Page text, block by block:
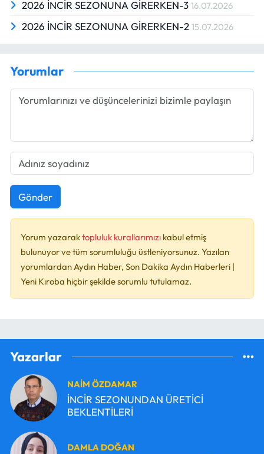
2026 İNCİR SEZONUNA GİRERKEN-3 16.07.2026
2026 İNCİR SEZONUNA GİRERKEN-2 15.07.2026
Yorumlar
Gönder
Yorum yazaraktopluluk kurallarımızı kabul etmiş
bulunuyor ve tüm sorumluluğu üstleniyorsunuz. Yazılan
yorumlardan Aydın Haber, Son Dakika Aydın Haberleri |
Yeni Kıroba hiçbir şekilde sorumlu tutulamaz.
Yazarlar
NAİM ÖZDAMAR
İNCİR SEZONUNDAN ÜRETİCİ
BEKLENTİLERİ
DAMLA DOĞAN